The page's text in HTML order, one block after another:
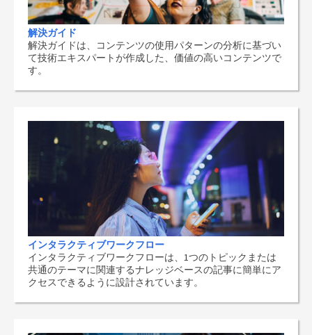
解決ガイド
解決ガイドは、コンテンツの使用パターンの分析に基づい
て技術エキスパートが作成した、価値の高いコンテンツで
す。
インタラクティブワークフロー
インタラクティブワークフローは、1つのトピックまたは
共通のテーマに関連するナレッジベースの記事に簡単にア
クセスできるように設計されています。